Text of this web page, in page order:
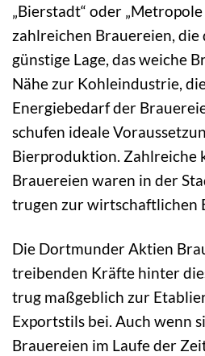
„Bierstadt“ oder „Metropole
zahlreichen Brauereien, die
günstige Lage, das weiche
Nähe zur Kohleindustrie,
Energiebedarf der
schufen ideale
Bierproduktion. Zahlreiche
Brauereien waren in der
trugen zur wirtschaftlichen
Die Dortmunder Aktien
treibenden Kräfte hinter
trug maßgeblich zur
Exportstils bei. Auch wenn
Brauereien im Laufe der